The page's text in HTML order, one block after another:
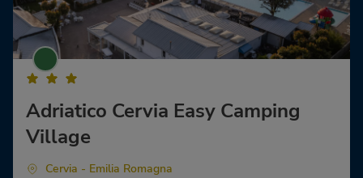
Adriatico Cervia Easy Camping
Village
Cervia - Emilia Romagna